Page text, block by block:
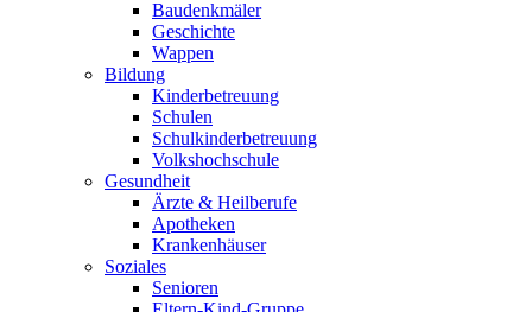
Baudenkmäler
Geschichte
Wappen
Bildung
Kinderbetreuung
Schulen
Schulkinderbetreuung
Volkshochschule
Gesundheit
Ärzte & Heilberufe
Apotheken
Krankenhäuser
Soziales
Senioren